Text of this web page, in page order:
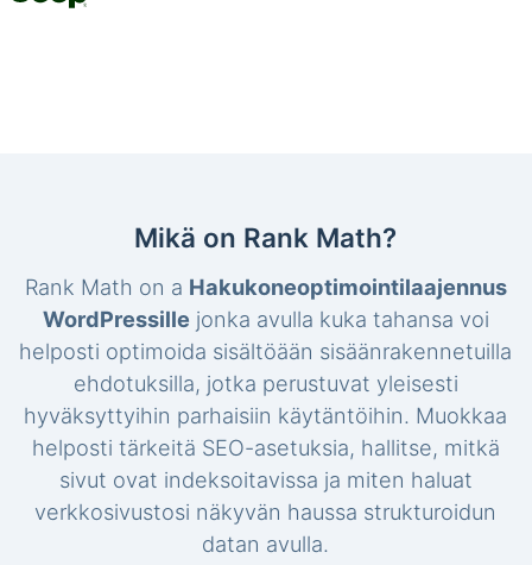
Mikä on Rank Math?
Rank Math on a Hakukoneoptimointilaajennus
WordPressille jonka avulla kuka tahansa voi
helposti optimoida sisältöään sisäänrakennetuilla
ehdotuksilla, jotka perustuvat yleisesti
hyväksyttyihin parhaisiin käytäntöihin. Muokkaa
helposti tärkeitä SEO-asetuksia, hallitse, mitkä
sivut ovat indeksoitavissa ja miten haluat
verkkosivustosi näkyvän haussa strukturoidun
datan avulla.